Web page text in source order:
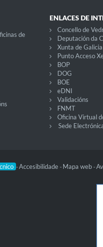
de
ENLACES DE
Concello de
Deputación da
Xunta de Galicia
Punto Acceso
BOP
DOG
BOE
eDNI
Validacións
FNMT
Oficina Virtual
Sede
-Accesibilidade - Mapa web -